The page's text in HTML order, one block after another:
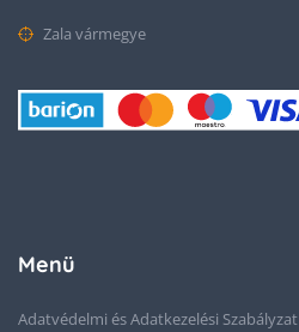
Zala vármegye
Menü
Adatvédelmi és Adatkezelési Szabályzat